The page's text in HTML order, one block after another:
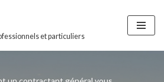
et particuliers